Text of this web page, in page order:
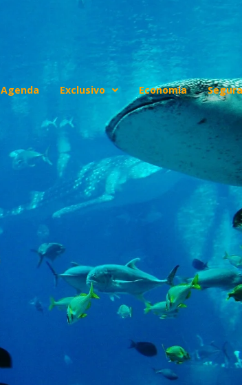
Agenda Exclusivo Economia